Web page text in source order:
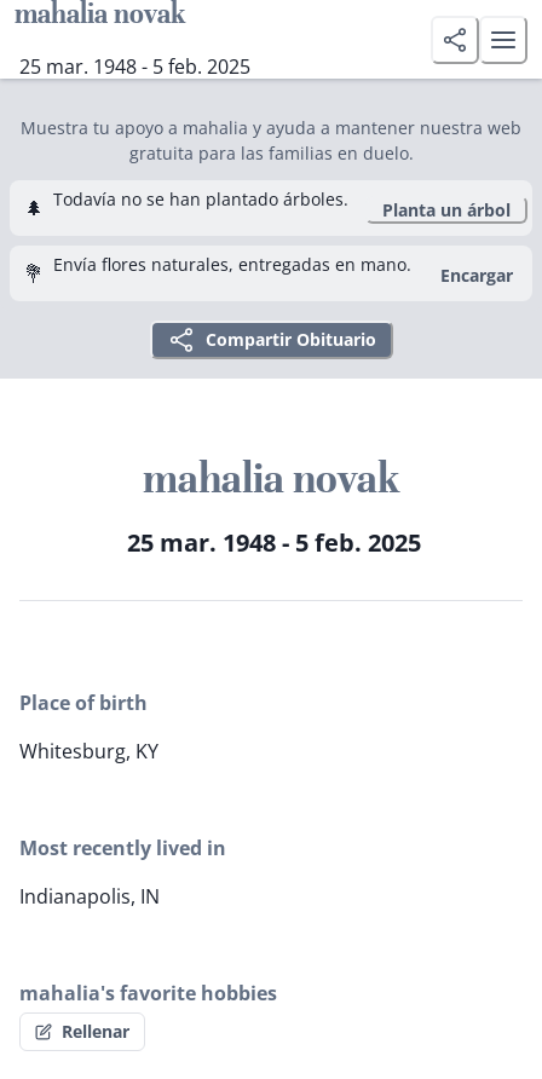
mahalia novak
25 mar. 1948 - 5 feb. 2025
Muestra tu apoyo a mahalia y ayuda a mantener nuestra web
gratuita para las familias en duelo.
🌲 Todavía no se han plantado árboles. Planta un árbol
💐 Envía flores naturales, entregadas en mano. Encargar
Compartir Obituario
mahalia novak
25 mar. 1948 - 5 feb. 2025
Place of birth
Whitesburg, KY
Most recently lived in
Indianapolis, IN
mahalia's favorite hobbies
Rellenar